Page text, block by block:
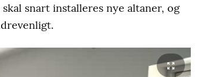
snart installeres nye altaner, og